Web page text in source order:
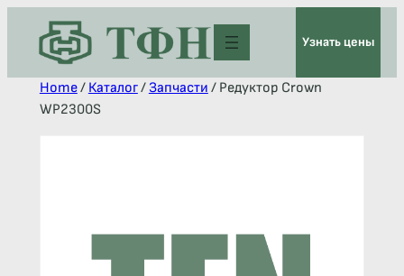
Узнать цены
Home/ Каталог/ Запчасти / Редуктор Crown
WP2300S